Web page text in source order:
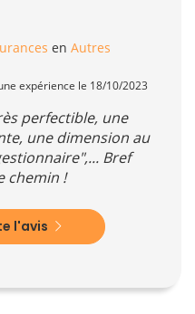
en Autres
expérience le 18/10/2023
perfectible, une
une dimension au
Bref
chemin !
l'avis